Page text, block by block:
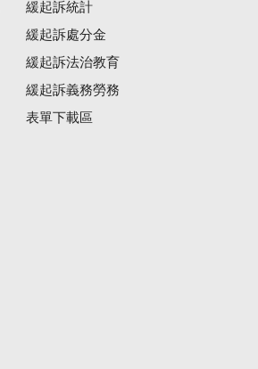
緩起訴統計
緩起訴處分金
緩起訴法治教育
緩起訴義務勞務
表單下載區